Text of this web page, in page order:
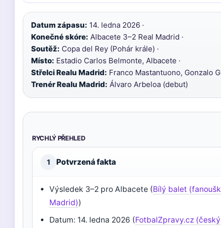
Datum zápasu: 14. ledna 2026 ·
Konečné skóre: Albacete 3–2 Real Madrid ·
Soutěž: Copa del Rey (Pohár krále) ·
Místo: Estadio Carlos Belmonte, Albacete ·
Střelci Realu Madrid: Franco Mastantuono, Gonzalo
Trenér Realu Madrid: Álvaro Arbeloa (debut)
RYCHLÝ PŘEHLED
1 Potvrzená fakta
Výsledek 3–2 pro Albacete (Bílý balet
Madrid))
Datum: 14. ledna 2026 (FotbalZpravy.cz